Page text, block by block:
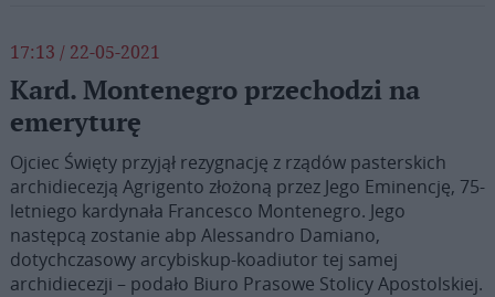
17:13 / 22-05-2021
Kard. Montenegro przechodzi na
emeryturę
Ojciec Święty przyjął rezygnację z rządów pasterskich
archidiecezją Agrigento złożoną przez Jego Eminencję, 75-
letniego kardynała Francesco Montenegro. Jego
następcą zostanie abp Alessandro Damiano,
dotychczasowy arcybiskup-koadiutor tej samej
archidiecezji – podało Biuro Prasowe Stolicy Apostolskiej.